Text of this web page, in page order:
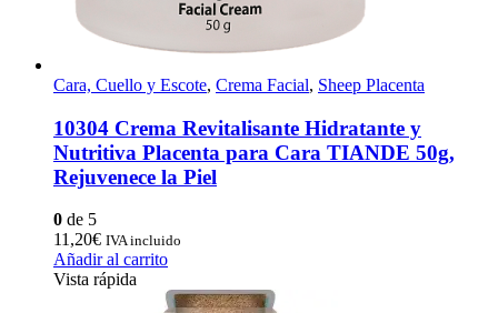
Cara, Cuello y Escote, Crema Facial, Sheep Placenta
10304 Crema Revitalisante Hidratante y
Nutritiva Placenta para Cara TIANDE 50g,
Rejuvenece la Piel
0 de 5
11,20€ IVA incluido
Añadir al carrito
Vista rápida